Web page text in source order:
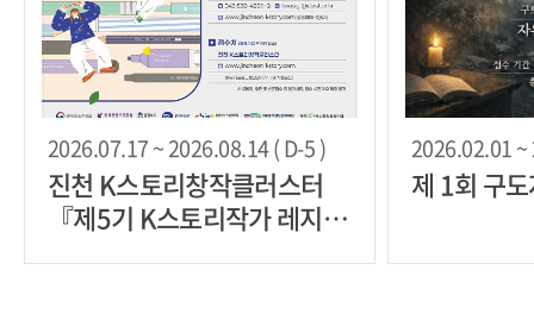
2026.07.17 ~ 2026.08.14 ( D-5 )
진천 K스토리창작클러스터
『제5기 K스토리작가 레지던
2026.02.01
제 1회 구